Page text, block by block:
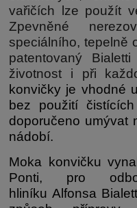
vařičích lze použít
Zpevněné
speciálního, tepelně
patentovaný
životnost i při
konvičky je vhodné
bez použití
doporučeno umývat
nádobí.
Moka konvičku
Ponti, pro
hliníku Alfonsa